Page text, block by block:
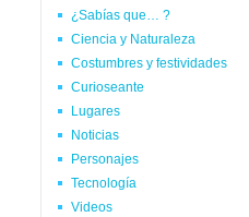
¿Sabías que… ?
Ciencia y Naturaleza
Costumbres y festividades
Curioseante
Lugares
Noticias
Personajes
Tecnología
Videos